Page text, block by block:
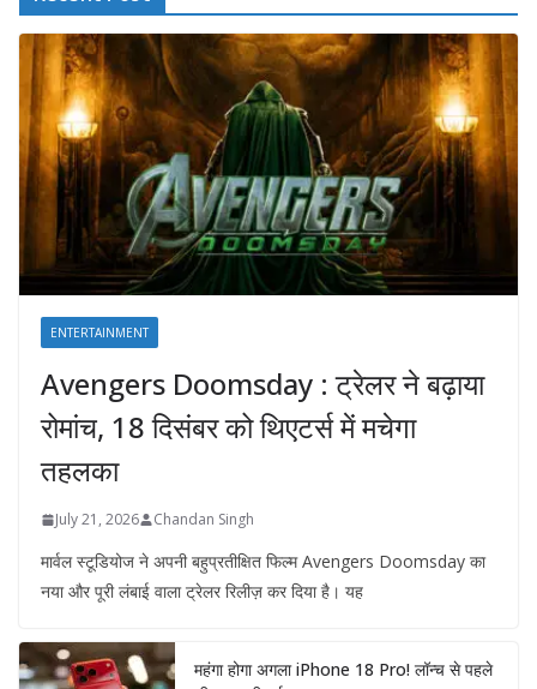
ENTERTAINMENT
Avengers Doomsday : ट्रेलर ने बढ़ाया
रोमांच, 18 दिसंबर को थिएटर्स में मचेगा
तहलका
July 21, 2026 Chandan Singh
मार्वल स्टूडियोज ने अपनी बहुप्रतीक्षित फिल्म Avengers Doomsday का
नया और पूरी लंबाई वाला ट्रेलर रिलीज़ कर दिया है। यह
महंगा होगा अगला iPhone 18 Pro! लॉन्च से पहले